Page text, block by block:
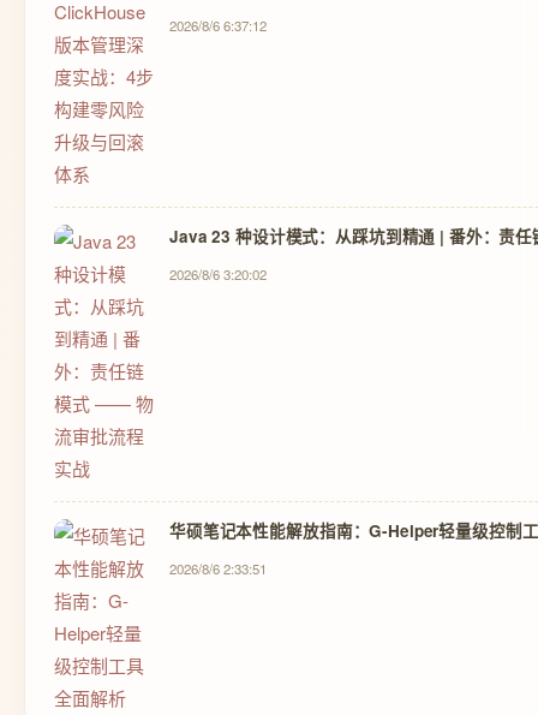
2026/8/6 6:37:12
Java 23 种设计模式：从踩坑到精通 | 番外：责
2026/8/6 3:20:02
华硕笔记本性能解放指南：G-Helper轻量级控制
2026/8/6 2:33:51